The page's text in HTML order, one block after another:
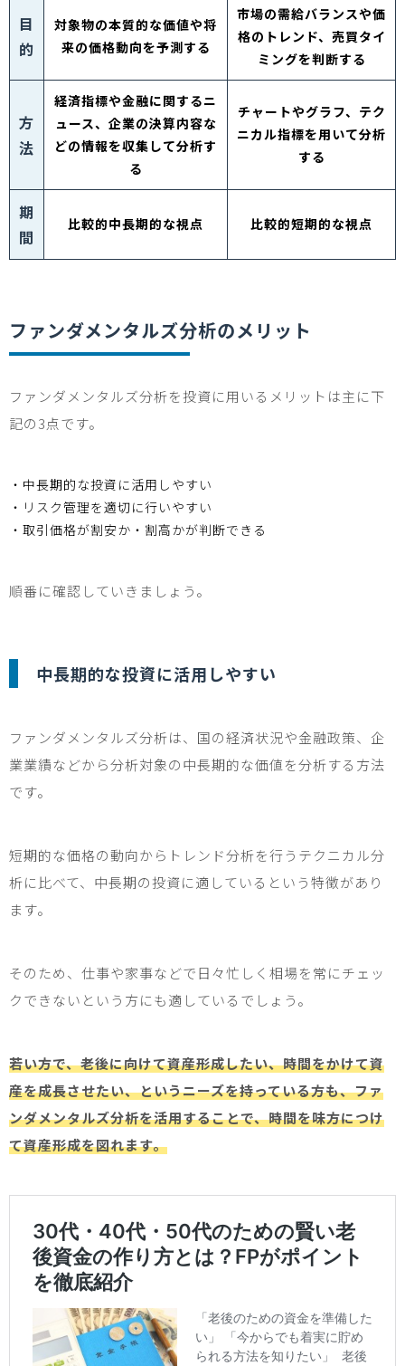
目
的
対象物の本質的な価値や将
来の価格動向を予測する
市場の需給バランスや価
格のトレンド、売買タイ
ミングを判断する
方
法
経済指標や金融に関するニ
ュース、企業の決算内容な
どの情報を収集して分析す
る
チャートやグラフ、テク
ニカル指標を用いて分析
する
期
間
比較的中長期的な視点 比較的短期的な視点
ファンダメンタルズ分析のメリット
ファンダメンタルズ分析を投資に用いるメリットは主に下
記の3点です。
・中長期的な投資に活用しやすい
・リスク管理を適切に行いやすい
・取引価格が割安か・割高かが判断できる
順番に確認していきましょう。
中長期的な投資に活用しやすい
ファンダメンタルズ分析は、国の経済状況や金融政策、企
業業績などから分析対象の中長期的な価値を分析する方法
です。
短期的な価格の動向からトレンド分析を行うテクニカル分
析に比べて、中長期の投資に適しているという特徴があり
ます。
そのため、仕事や家事などで日々忙しく相場を常にチェッ
クできないという方にも適しているでしょう。
若い方で、老後に向けて資産形成したい、時間をかけて資
産を成長させたい、というニーズを持っている方も、ファ
ンダメンタルズ分析を活用することで、時間を味方につけ
て資産形成を図れます。